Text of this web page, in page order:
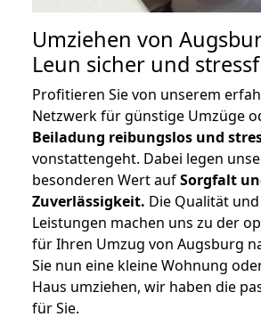
Umziehen von
Leun sicher und
Profitieren Sie von unserem
Netzwerk für günstige Umzüge
Beiladung reibungslos und
vonstattengeht. Dabei legen
besonderen Wert aufSorgfalt
Zuverlässigkeit. Die Qualität
Leistungen machen uns zu der
für Ihren Umzug von Augsburg
Sie nun eine kleine Wohnung
Haus umziehen, wir haben die
für Sie.